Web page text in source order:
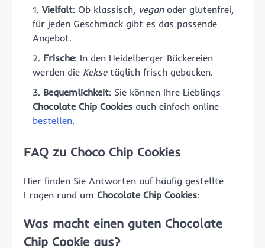
Vielfalt: Ob klassisch, veganoder glutenfrei,
für jeden Geschmack gibt es das passende
Angebot.
Frische: In den Heidelberger Bäckereien
werden die Keksetäglich frisch gebacken.
Bequemlichkeit: Sie können Ihre Lieblings-
Chocolate Chip Cookies auch einfach online
bestellen.
FAQ zu Choco Chip Cookies
Hier finden Sie Antworten auf häufig gestellte
Fragen rund um Chocolate Chip Cookies:
Was macht einen guten Chocolate
Chip Cookie aus?